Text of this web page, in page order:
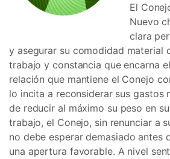
El
Nuevo
clara
y asegurar su comodidad material
trabajo y constancia que encarna
relación que mantiene el Conejo
lo incita a reconsiderar sus gastos
de reducir al máximo su peso en
trabajo, el Conejo, sin renunciar a
no debe esperar demasiado antes
una apertura favorable. A nivel